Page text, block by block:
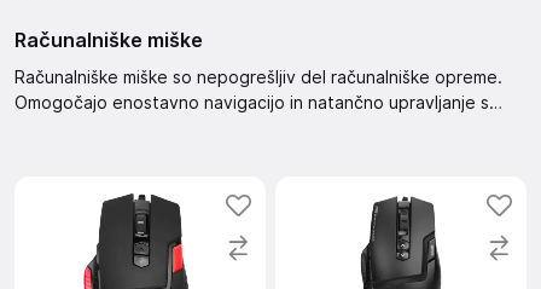
Računalniške miške
Računalniške miške so nepogrešljiv del računalniške opreme.
Omogočajo enostavno navigacijo in natančno upravljanje s